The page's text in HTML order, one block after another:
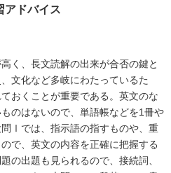
アドバイス
く、長文読解の出来が合否の鍵と
文化など多岐にわたっているた
おくことが重要である。英文のな
のはないので、単語帳などを1冊や
Ⅰでは、指示語の指すものや、重
で、英文の内容を正確に把握する
の出題も見られるので、接続詞、